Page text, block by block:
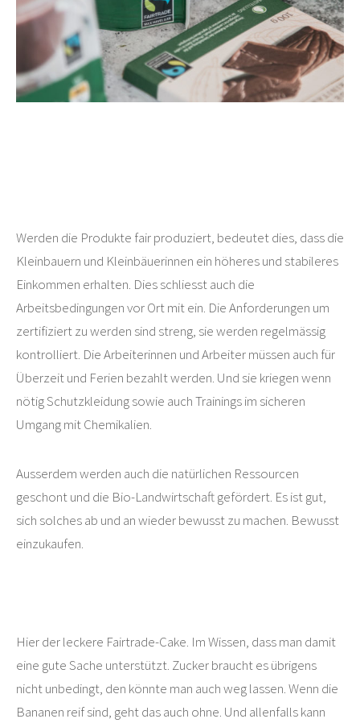
Werden die Produkte fair produziert, bedeutet dies, dass die
Kleinbauern und Kleinbäuerinnen ein höheres und stabileres
Einkommen erhalten. Dies schliesst auch die
Arbeitsbedingungen vor Ort mit ein. Die Anforderungen um
zertifiziert zu werden sind streng, sie werden regelmässig
kontrolliert. Die Arbeiterinnen und Arbeiter müssen auch für
Überzeit und Ferien bezahlt werden. Und sie kriegen wenn
nötig Schutzkleidung sowie auch Trainings im sicheren
Umgang mit Chemikalien.
Ausserdem werden auch die natürlichen Ressourcen
geschont und die Bio-Landwirtschaft gefördert. Es ist gut,
sich solches ab und an wieder bewusst zu machen. Bewusst
einzukaufen.
Hier der leckere Fairtrade-Cake. Im Wissen, dass man damit
eine gute Sache unterstützt. Zucker braucht es übrigens
nicht unbedingt, den könnte man auch weg lassen. Wenn die
Bananen reif sind, geht das auch ohne. Und allenfalls kann